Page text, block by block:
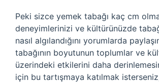
Peki sizce yemek tabağı kaç cm
deneyimlerinizi ve kültürünüzde
nasıl algılandığını yorumlarda
tabağının boyutunun toplumlar ve
üzerindeki etkilerini daha
için bu tartışmaya katılmak